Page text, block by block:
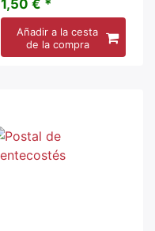
1,50 € *
Añadir a la cesta
de la compra